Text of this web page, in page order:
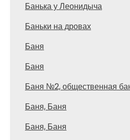
Банька у Леонидыча
Баньки на дровах
Баня
Баня
Баня №2, общественная
Баня, Баня
Баня, Баня